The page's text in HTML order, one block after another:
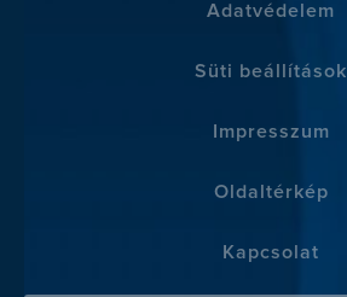
Adatvédelem
Süti beállítások
Impresszum
Oldaltérkép
Kapcsolat